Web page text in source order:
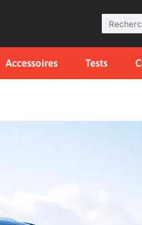
Accessoires Tests